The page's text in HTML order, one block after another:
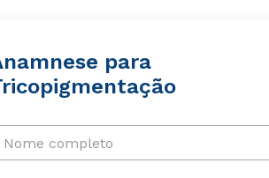
para
Nome completo